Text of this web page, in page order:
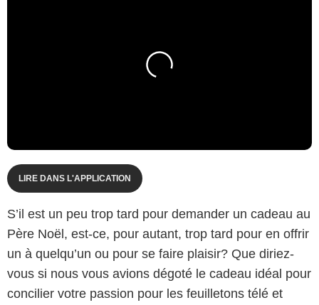
LIRE DANS L'APPLICATION
S’il est un peu trop tard pour demander un cadeau au
Père Noël, est-ce, pour autant, trop tard pour en offrir
un à quelqu’un ou pour se faire plaisir? Que diriez-
vous si nous vous avions dégoté le cadeau idéal pour
concilier votre passion pour les feuilletons télé et